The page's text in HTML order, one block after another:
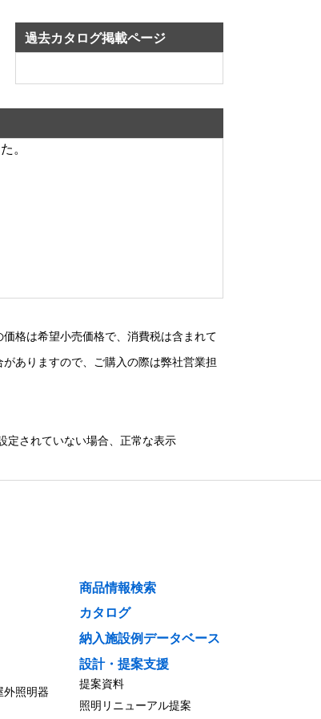
過去カタログ掲載ページ
。
格は希望小売価格で、消費税は含まれて
ありますので、ご購入の際は弊社営業担
定されていない場合、正常な表示
外照明器
商品情報検索
カタログ
納入施設例データベース
設計・提案支援
提案資料
照明リニューアル提案